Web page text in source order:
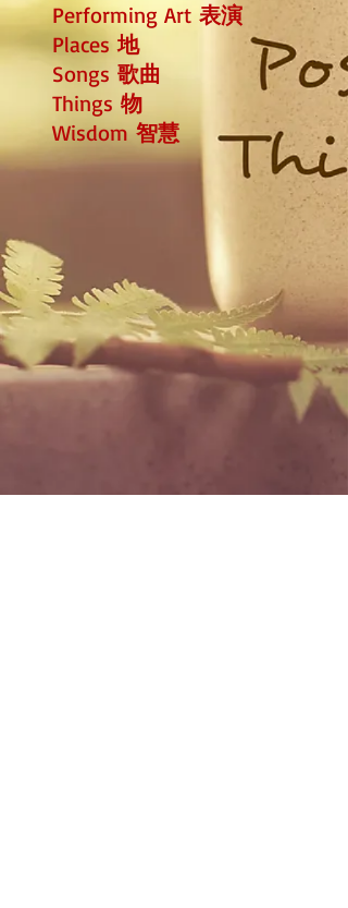
Performing Art 表演
Places地
Songs 歌曲
Things 物
Wisdom智慧